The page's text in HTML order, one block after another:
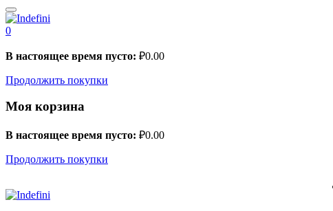
0
В настоящее время пусто: ₽0.00
Продолжить покупки
Моя корзина
В настоящее время пусто: ₽0.00
Продолжить покупки